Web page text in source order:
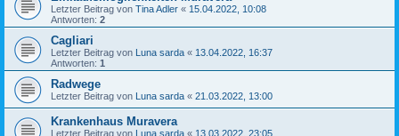
Letzter Beitrag von Tina Adler « 15.04.2022, 10:08
Antworten: 2
Cagliari
Letzter Beitrag von Luna sarda « 13.04.2022, 16:37
Antworten: 1
Radwege
Letzter Beitrag von Luna sarda « 21.03.2022, 13:00
Krankenhaus Muravera
Letzter Beitrag von Luna sarda « 13.03.2022, 23:05